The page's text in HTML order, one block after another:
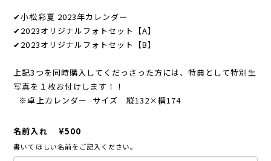
✔︎小松彩夏 2023年カレンダー
✔︎2023オリジナルフォトセット【A】
✔︎2023オリジナルフォトセット【B】
上記3つを同時購入してくだっさった方には、特典として特別生
写真を１枚お付けします！！
※卓上カレンダー サイズ 縦132×横174
名前入れ ¥500
書いてほしい名前をご記入ください。